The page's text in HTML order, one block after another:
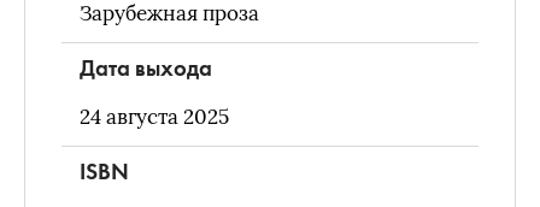
Зарубежная проза
Дата выхода
24 августа 2025
ISBN